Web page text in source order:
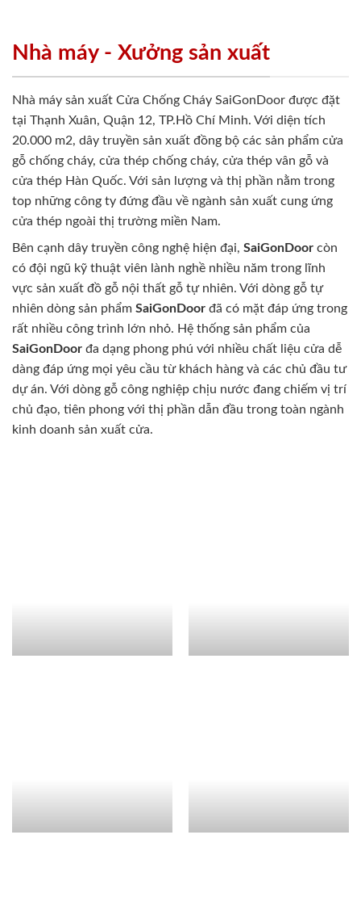
Nhà máy - Xưởng sản xuất
Nhà máy sản xuất Cửa Chống Cháy SaiGonDoor được đặt
tại Thạnh Xuân, Quận 12, TP.Hồ Chí Minh. Với diện tích
20.000 m2, dây truyền sản xuất đồng bộ các sản phẩm cửa
gỗ chống cháy, cửa thép chống cháy, cửa thép vân gỗ và
cửa thép Hàn Quốc. Với sản lượng và thị phần nằm trong
top những công ty đứng đầu về ngành sản xuất cung ứng
cửa thép ngoài thị trường miền Nam.
Bên cạnh dây truyền công nghệ hiện đại, SaiGonDoor còn
có đội ngũ kỹ thuật viên lành nghề nhiều năm trong lĩnh
vực sản xuất đồ gỗ nội thất gỗ tự nhiên. Với dòng gỗ tự
nhiên dòng sản phẩm SaiGonDoor đã có mặt đáp ứng trong
rất nhiều công trình lớn nhỏ. Hệ thống sản phẩm của
SaiGonDoor đa dạng phong phú với nhiều chất liệu cửa dễ
dàng đáp ứng mọi yêu cầu từ khách hàng và các chủ đầu tư
dự án. Với dòng gỗ công nghiệp chịu nước đang chiếm vị trí
chủ đạo, tiên phong với thị phần dẫn đầu trong toàn ngành
kinh doanh sản xuất cửa.